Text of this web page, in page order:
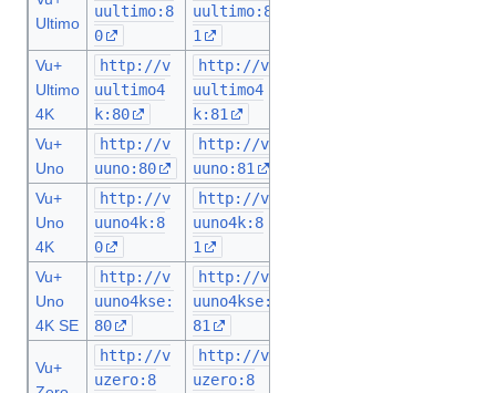
Ultimo
uultimo:8
0
uultimo:8
1
Vu+
Ultimo
4K
http://v
uultimo4
k:80
http://v
uultimo4
k:81
Vu+
Uno
http://v
uuno:80
http://v
uuno:81
Vu+
Uno
4K
http://v
uuno4k:8
0
http://v
uuno4k:8
1
Vu+
Uno
4K SE
http://v
uuno4kse:
80
http://v
uuno4kse:
81
Vu+
http://v
uzero:8
http://v
uzero:8